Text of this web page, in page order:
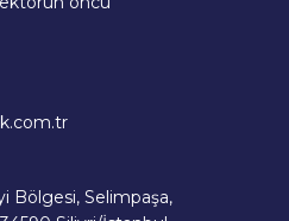
Bölgesi, Selimpaşa,